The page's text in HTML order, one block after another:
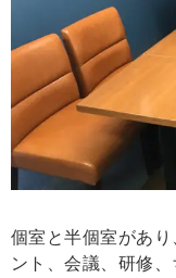
個室と半個室があ
ント、会議、研修